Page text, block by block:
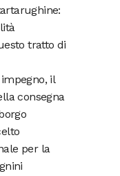
tratto di
il
consegna
per la